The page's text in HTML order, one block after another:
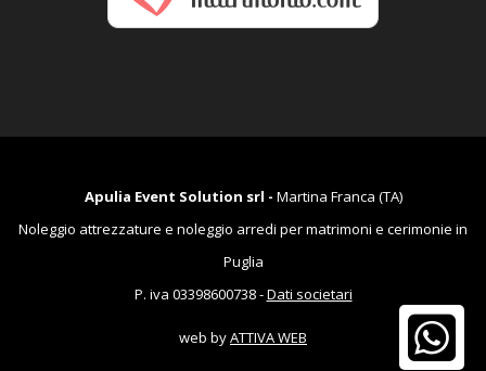
Apulia Event Solution srl - Martina Franca (TA)
Noleggio attrezzature e noleggio arredi per matrimoni e cerimonie in
Puglia
P. iva 03398600738 -Dati societari
web byATTIVA WEB